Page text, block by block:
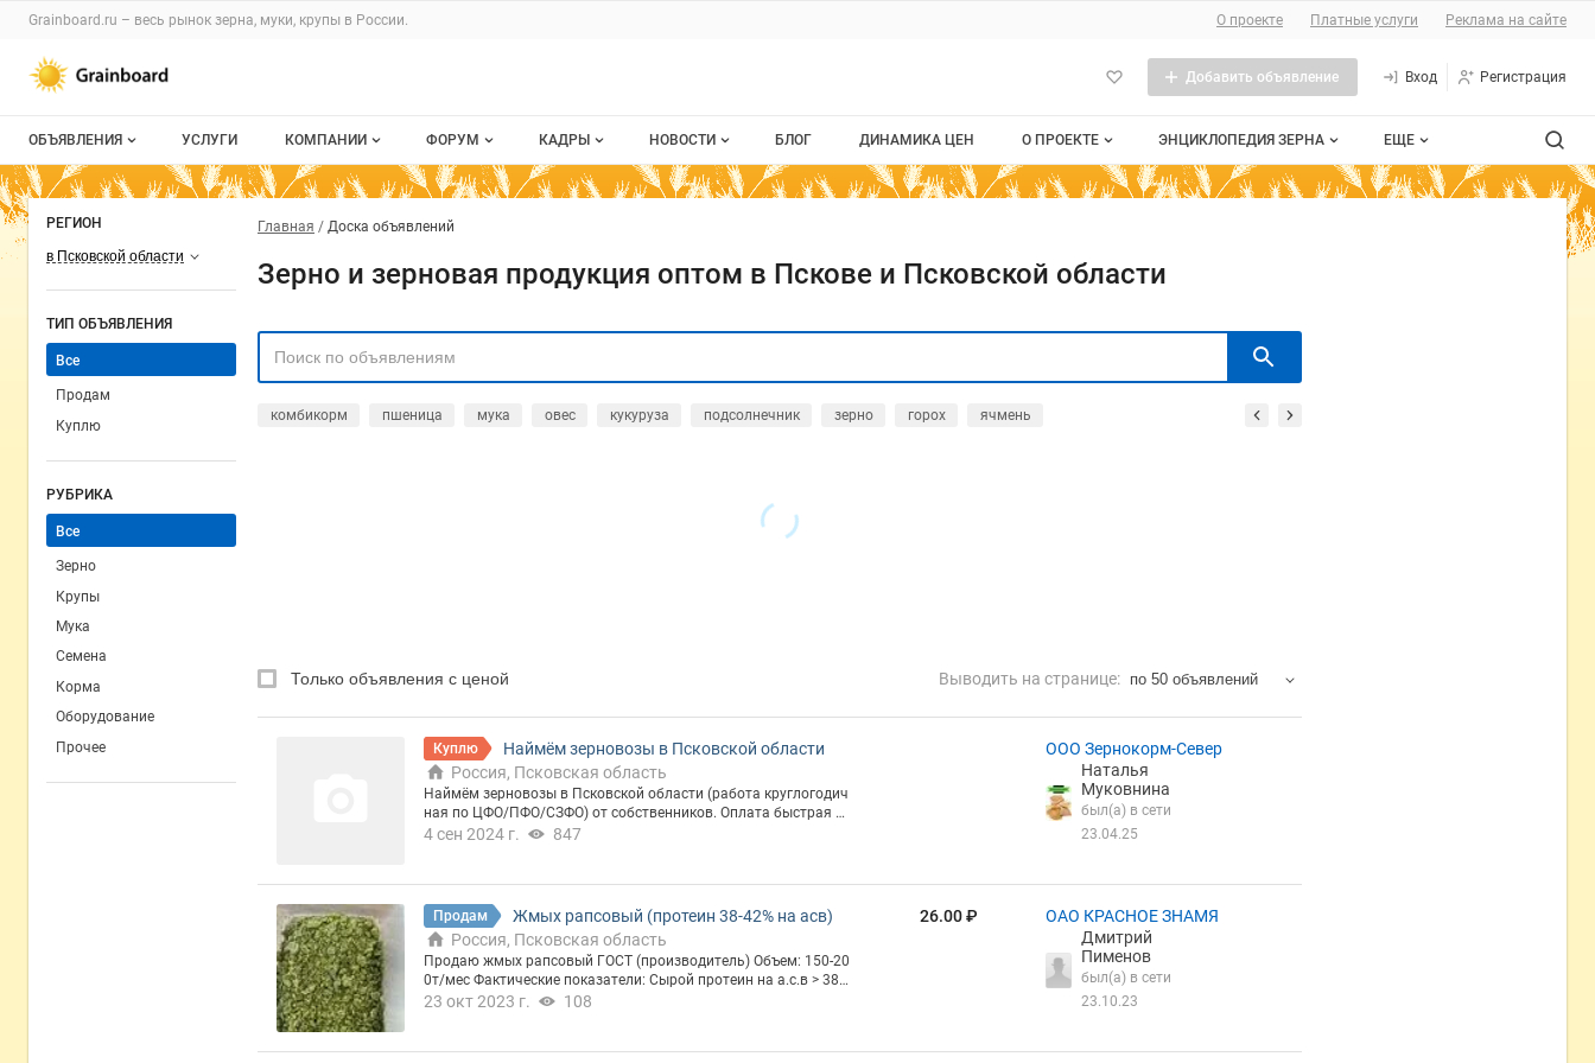
Grainboard.ru – весь рынок зерна, муки, крупы в России. О проекте Платные услуги Реклама на сайте
Добавить объявление Вход Регистрация
ОБЪЯВЛЕНИЯ
Все объявления
УСЛУГИ КОМПАНИИ
О каталоге компаний
Моя компания
Платное размещение
ФОРУМ
Все темы
С моим участием
КАДРЫ
Все вакансии
НОВОСТИ
Новости рынка
БЛОГ ДИНАМИКА ЦЕН О ПРОЕКТЕ
О проекте
Размещение рекламы
Карта сайта
ЭНЦИКЛОПЕДИЯ ЗЕРНА
Стандарты
Ячмень
Таблица мер и весов
ЕЩЕ
Сельхозтехника
РЕГИОН
в Псковской области
ТИП ОБЪЯВЛЕНИЯ
Все
Продам
Куплю
РУБРИКА
Все
Зерно
Крупы
Мука
Семена
Корма
Оборудование
Прочее
Главная Доска объявлений
Зерно и зерновая продукция оптом в Пскове и Псковской области
комбикорм пшеница мука овес кукуруза подсолнечник зерно горох ячмень
Только объявления с ценой Выводить на странице: по 50 объявлений
Куплю
Наймём зерновозы в Псковской области
Россия, Псковская область
Наймём зерновозы в Псковской области (работа круглогодич
ная по ЦФО/ПФО/СЗФО) от собственников. Оплата быстрая н
а расчётный счёт без НДС или с НДС (документы не по харти
4 сен 2024 г. 847
ООО Зернокорм-Север
Наталья
Муковнина
был(а) в сети
23.04.25
Продам
Жмых рапсовый (протеин 38-42% на асв)
Россия, Псковская область
Продаю жмых рапсовый ГОСТ (производитель) Объем: 150-20
0т/мес Фактические показатели: Сырой протеин на а.с.в > 38-4
2 Влажность 6% Жир 8-10% Цена с НДС Отгрузка насыпью и в
23 окт 2023 г. 108
26.00 ₽
ОАО КРАСНОЕ ЗНАМЯ
Дмитрий
Пименов
был(а) в сети
23.10.23